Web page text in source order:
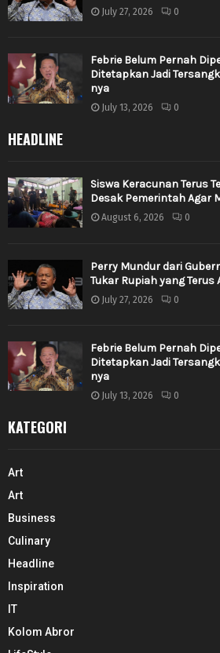
July 27, 2026 0
Febrie Belum Pernah
Ditetapkan Jadi
nya
July 13, 2026 0
HEADLINE
Siswa Keracunan Terus
Desak Pemerintah Agar
August 6, 2026 0
Perry Mundur dari
Tukar Rupiah yang Terus
July 27, 2026 0
Febrie Belum Pernah
Ditetapkan Jadi
nya
July 13, 2026 0
KATEGORI
Art
Art
Business
Culinary
Headline
Inspiration
IT
Kolom Abror